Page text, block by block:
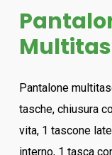
Pantalone
tasche, chiusura
vita, 1 tascone
interno, 1 tasca